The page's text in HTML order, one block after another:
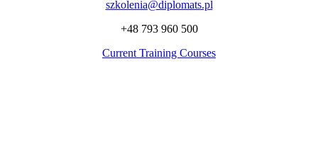
szkolenia@diplomats.pl
+48 793 960 500
Current Training Courses